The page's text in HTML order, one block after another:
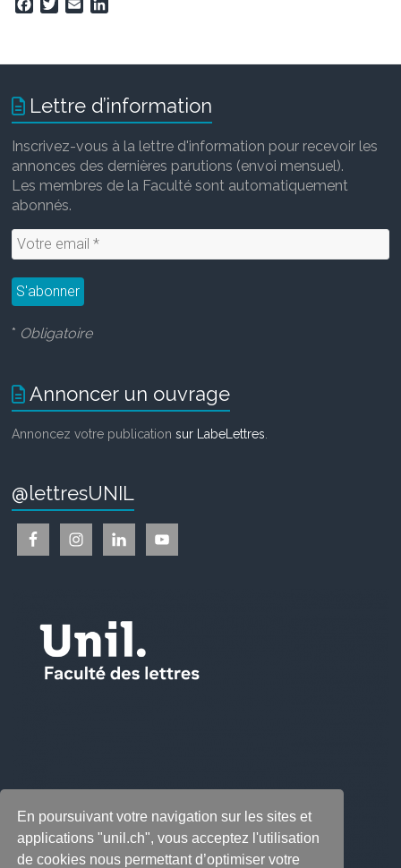
En poursuivant votre navigation sur les sites et
applications "unil.ch", vous acceptez l'utilisation
de cookies nous permettant d’optimiser votre
o
k
r
I
n
Lettre d’information
Inscrivez-vous à la lettre d'information pour recevoir les
annonces des dernières parutions (envoi mensuel).
Les membres de la Faculté sont automatiquement
abonnés.
* Obligatoire
Annoncer un ouvrage
Annoncez votre publicationsur LabeLettres
@lettresUNIL